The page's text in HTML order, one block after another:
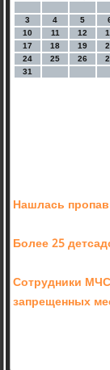
3
4 5
10
11 12
17
18 19
24
25 26
31
Нашлась
Более 25
Сотрудники
запрещенных